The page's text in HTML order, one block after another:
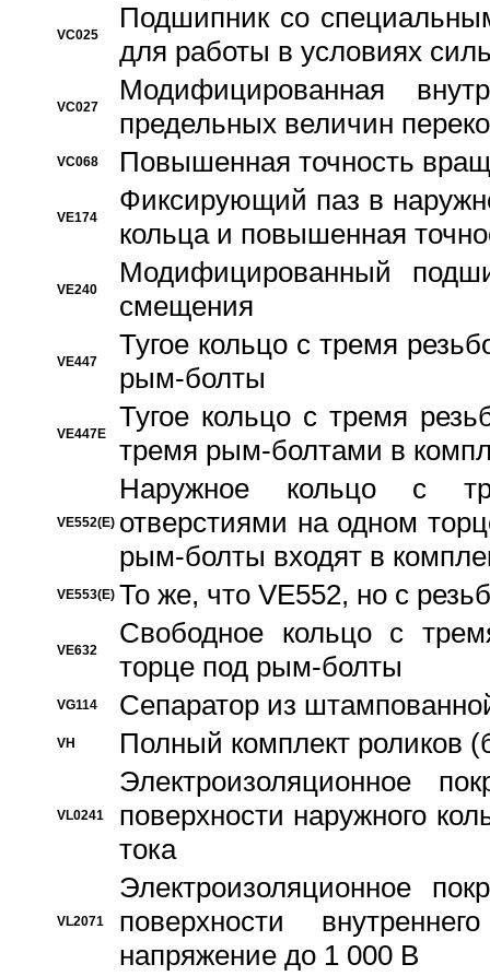
VC025
Подшипник со
для работы в условиях
VC027
Модифицированная
предельных величин
VC068 Повышенная точность
VE174
Фиксирующий паз в
кольца и повышенная
VE240
Модифицированный
смещения
VE447
Тугое кольцо с тремя
рым-болты
VE447E
Тугое кольцо с тремя
тремя рым-болтами в
VE552(E)
Наружное кольцо с
отверстиями на одном
рым-болты входят в
VE553(E) То же, что VE552, но с
VE632
Свободное кольцо с
торце под рым-болты
VG114 Сепаратор из
VH Полный комплект роликов
VL0241
Электроизоляционное
поверхности наружного
тока
VL2071
Электроизоляционное
поверхности
напряжение до 1 000 В